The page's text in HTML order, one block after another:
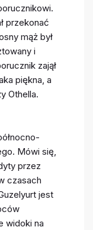
przekonać
mąż był
i
zajął
piękna, a
Othella.
Mówi się,
przez
czasach
jest
widoki na